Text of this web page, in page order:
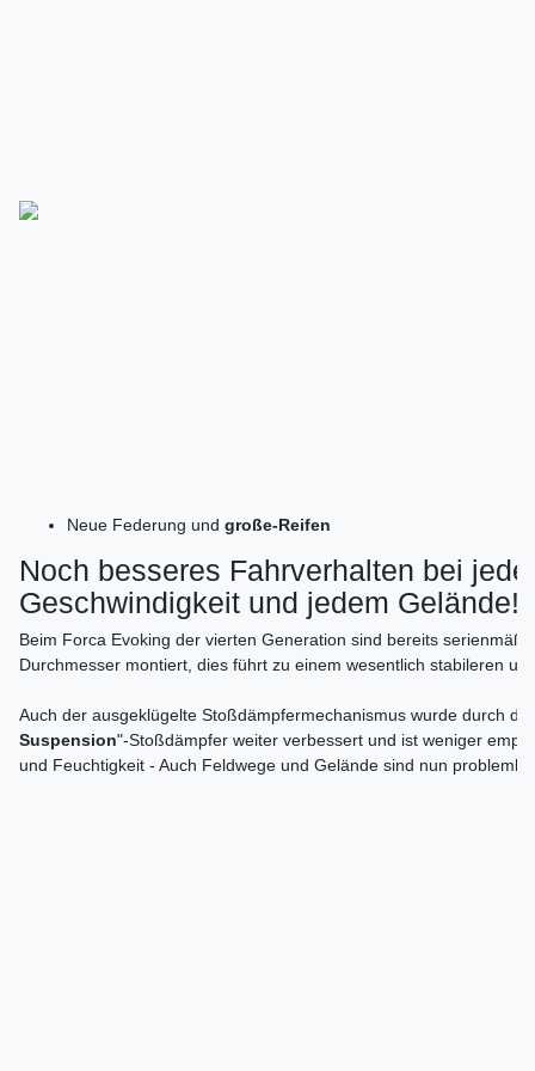
Neue Federung und große-Reifen
Noch besseres Fahrverhalten bei
Geschwindigkeit und jedem Gelände!
Beim Forca Evoking der vierten Generation sind bereits
Durchmesser montiert, dies führt zu einem wesentlich stabileren
Auch der ausgeklügelte Stoßdämpfermechanismus wurde durch
Suspension"-Stoßdämpfer weiter verbessert und ist weniger
und Feuchtigkeit - Auch Feldwege und Gelände sind nun